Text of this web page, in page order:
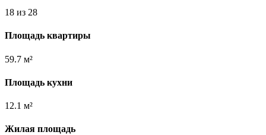
18 из 28
Площадь квартиры
59.7 м²
Площадь кухни
12.1 м²
Жилая площадь